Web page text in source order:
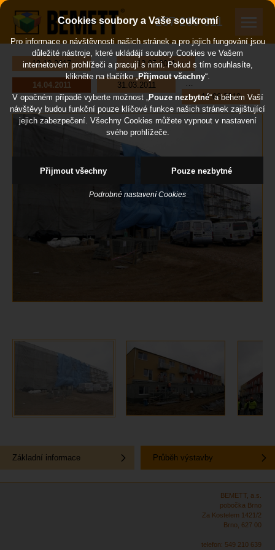
257 289 311
19.10.2017 … 12.05.2011
14.04.2011 31.03.2011
…
18.06.2010
Základní informace Průběh výstavby
BEMETT, a.s.
pobočka Brno
Za Kostelem 1421/2
Brno, 627 00
telefon: 549 210 639
Cookies soubory a Vaše soukromí
Pro informace o návštěvnosti našich stránek a pro jejich fungování jsou
důležité nástroje, které ukládájí soubory Cookies ve Vašem
internetovém prohlížeči a pracují s nimi. Pokud s tím souhlasíte,
klikněte na tlačítko „Přijmout všechny“.
V opačném případě vyberte možnost „Pouze nezbytné“ a během Vaší
návštěvy budou funkční pouze klíčové funkce našich stránek zajištující
jejich zabezpečení. Všechny Cookies můžete vypnout v nastavení
svého prohlížeče.
Přijmout všechny Pouze nezbytné
Podrobné nastavení Cookies